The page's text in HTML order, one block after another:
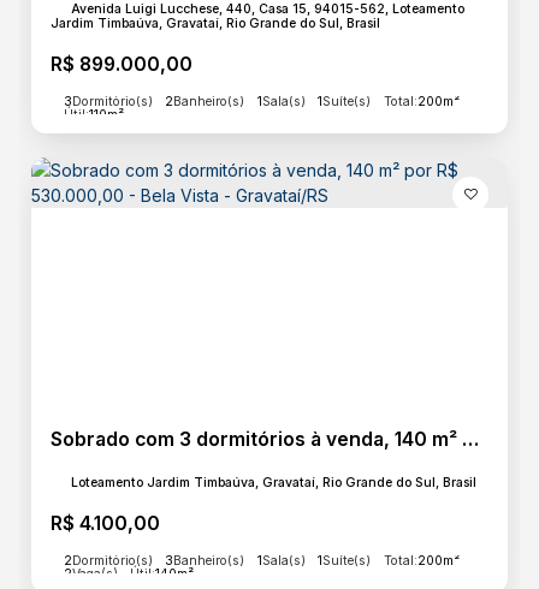
R$ 899.000,00
Avenida Luigi Lucchese, 440, Casa 15, 94015-562, Loteamento
Jardim Timbaúva, Gravataí, Rio Grande do Sul, Brasil
3Dormitório(s) 2Banheiro(s) 1Sala(s) 1Suíte(s) Total:200m²
Útil:110m²
Sobrado com 3 dormitórios à venda, 140 m² por R$ 530.000,00 - Bela Vista - Gravataí/RS
R$ 4.100,00
Loteamento Jardim Timbaúva, Gravataí, Rio Grande do Sul, Brasil
2Dormitório(s) 3Banheiro(s) 1Sala(s) 1Suíte(s) Total:200m²
2Vaga(s) Útil:140m²